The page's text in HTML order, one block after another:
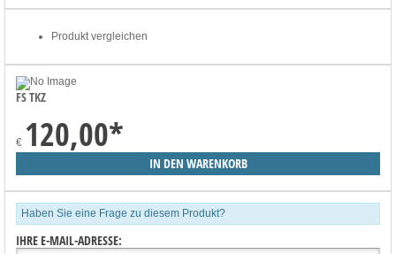
Produkt vergleichen
FS TKZ
€ 120,00*
Haben Sie eine Frage zu diesem Produkt?
IHRE E-MAIL-ADRESSE: